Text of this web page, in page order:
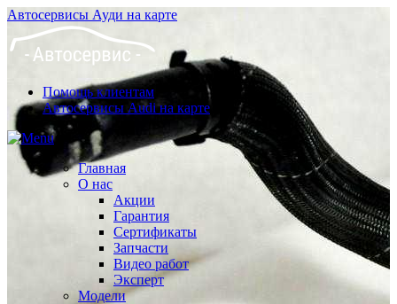
Автосервисы Ауди на карте
Помощь клиентам
Автосервисы Audi на карте
Главная
О нас
Акции
Гарантия
Сертификаты
Запчасти
Видео работ
Эксперт
Модели